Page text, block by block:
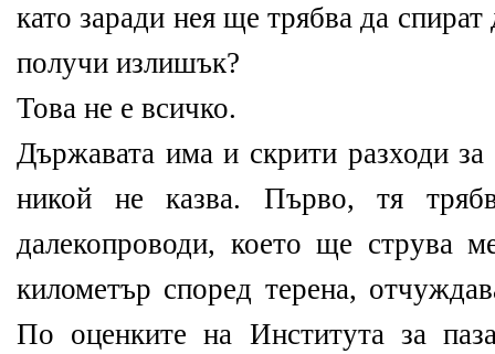
като заради нея ще трябва да
получи излишък?
Това не е всичко.
Държавата има и скрити разходи
никой не казва. Първо, тя
далекопроводи, което ще
километър според терена,
По оценките на Института за